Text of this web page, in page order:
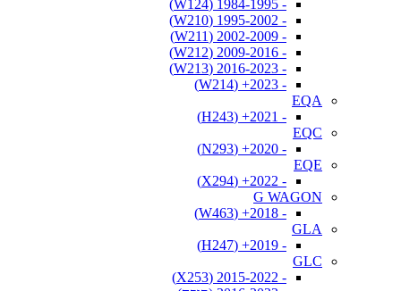
- 1984-1995 (W124)
- 1995-2002 (W210)
- 2002-2009 (W211)
- 2009-2016 (W212)
- 2016-2023 (W213)
- 2023+ (W214)
EQA
- 2021+ (H243)
EQC
- 2020+ (N293)
EQE
- 2022+ (X294)
G WAGON
- 2018+ (W463)
GLA
- 2019+ (H247)
GLC
- 2015-2022 (X253)